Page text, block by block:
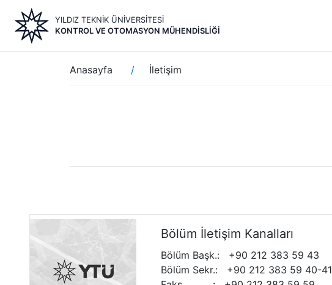
içeriğe
YILDIZ TEKNİK ÜNİVERSİTESİ
KONTROL VE OTOMASYON MÜHENDISLIĞI
Sayfa
yolu
Anasayfa İletişim
Bölüm İletişim Kanalları
Bölüm Başk.:
+90 212 383 59 43
Bölüm Sekr.:
+90 212 383 59 40-41